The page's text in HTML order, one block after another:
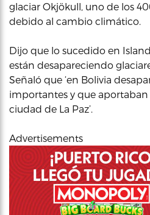
glaciar Okjökull, uno de los
debido al cambio climático.
Dijo que lo sucedido en
están desapareciendo
Señaló que ‘en Bolivia
importantes y que aportaban
ciudad de La Paz’.
Advertisements